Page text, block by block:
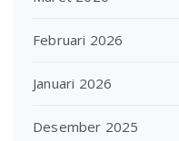
Februari 2026
Januari 2026
Desember 2025